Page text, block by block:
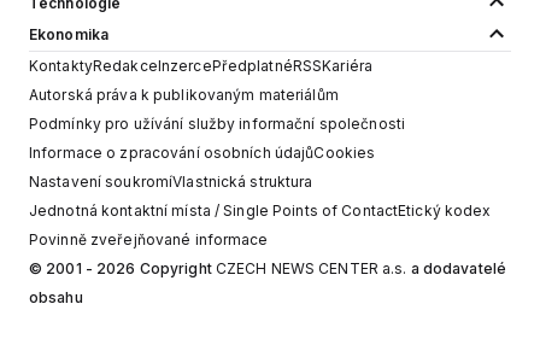
Ekonomika
KontaktyRedakceInzercePředplatnéRSSKariéra
Autorská práva k publikovaným materiálům
Podmínky pro užívání služby informační společnosti
Informace o zpracování osobních údajůCookies
Nastavení soukromíVlastnická struktura
Jednotná kontaktní místa / Single Points of ContactEtický kodex
Povinně zveřejňované informace
© 2001 - 2026 Copyright CZECH NEWS CENTER a.s. a dodavatelé
obsahu